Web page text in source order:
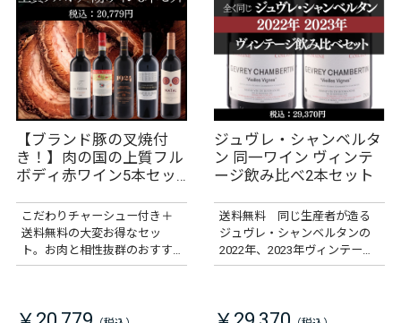
【ブランド豚の叉焼付
き！】肉の国の上質フル
ボディ赤ワイン5本セッ
こだわりチャーシュー付き＋
送料無料の大変お得なセッ
ト。お肉と相性抜群のおすす
めフルボディ赤ワイン5本をソ
ジュヴレ・シャンベルタ
ン 同一ワイン ヴィンテ
ージ飲み比べ2本セット
送料無料 同じ生産者が造る
ジュヴレ・シャンベルタンの
2022年、2023年ヴィンテージ
飲み比べ2本セット。今ならプ